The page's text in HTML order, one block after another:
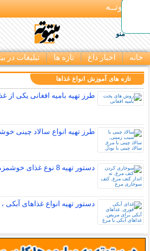
بـیتوتــه
منو
خانه اخبار داغ تازه ها تبلیغات در
تازه های آموزش انواع غذاها
طرز تهیه بامیه افغانی یکی از
طرز تهیه انواع سالاد
دستور تهیه 8 نوع غذای خوشمزه و لذیذ با کتف مرغ
دستور تهیه انواع غذاهای